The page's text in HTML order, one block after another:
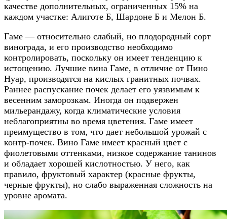
качестве дополнительных, ограниченных 15% на
каждом участке: Алиготе Б, Шардоне Б и Мелон Б.
Гаме — относительно слабый, но плодородный сорт
винограда, и его производство необходимо
контролировать, поскольку он имеет тенденцию к
истощению. Лучшие вина Гаме, в отличие от Пино
Нуар, производятся на кислых гранитных почвах.
Раннее распускание почек делает его уязвимым к
весенним заморозкам. Иногда он подвержен
мильерандажу, когда климатические условия
неблагоприятны во время цветения. Гаме имеет
преимущество в том, что дает небольшой урожай с
контр-почек. Вино Гаме имеет красный цвет с
фиолетовыми оттенками, низкое содержание танинов
и обладает хорошей кислотностью. У него, как
правило, фруктовый характер (красные фрукты,
черные фрукты), но слабо выраженная сложность на
уровне аромата.